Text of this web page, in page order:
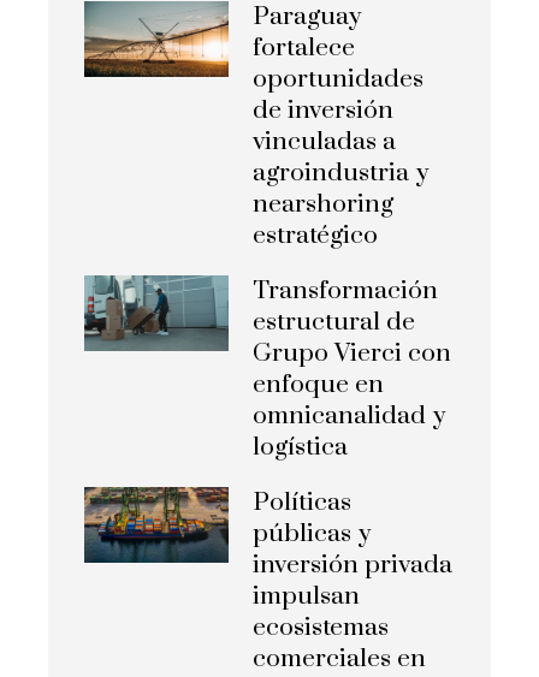
Paraguay
fortalece
oportunidades
de inversión
vinculadas a
agroindustria y
nearshoring
estratégico
Transformación
estructural de
Grupo Vierci con
enfoque en
omnicanalidad y
logística
Políticas
públicas y
inversión privada
impulsan
ecosistemas
comerciales en